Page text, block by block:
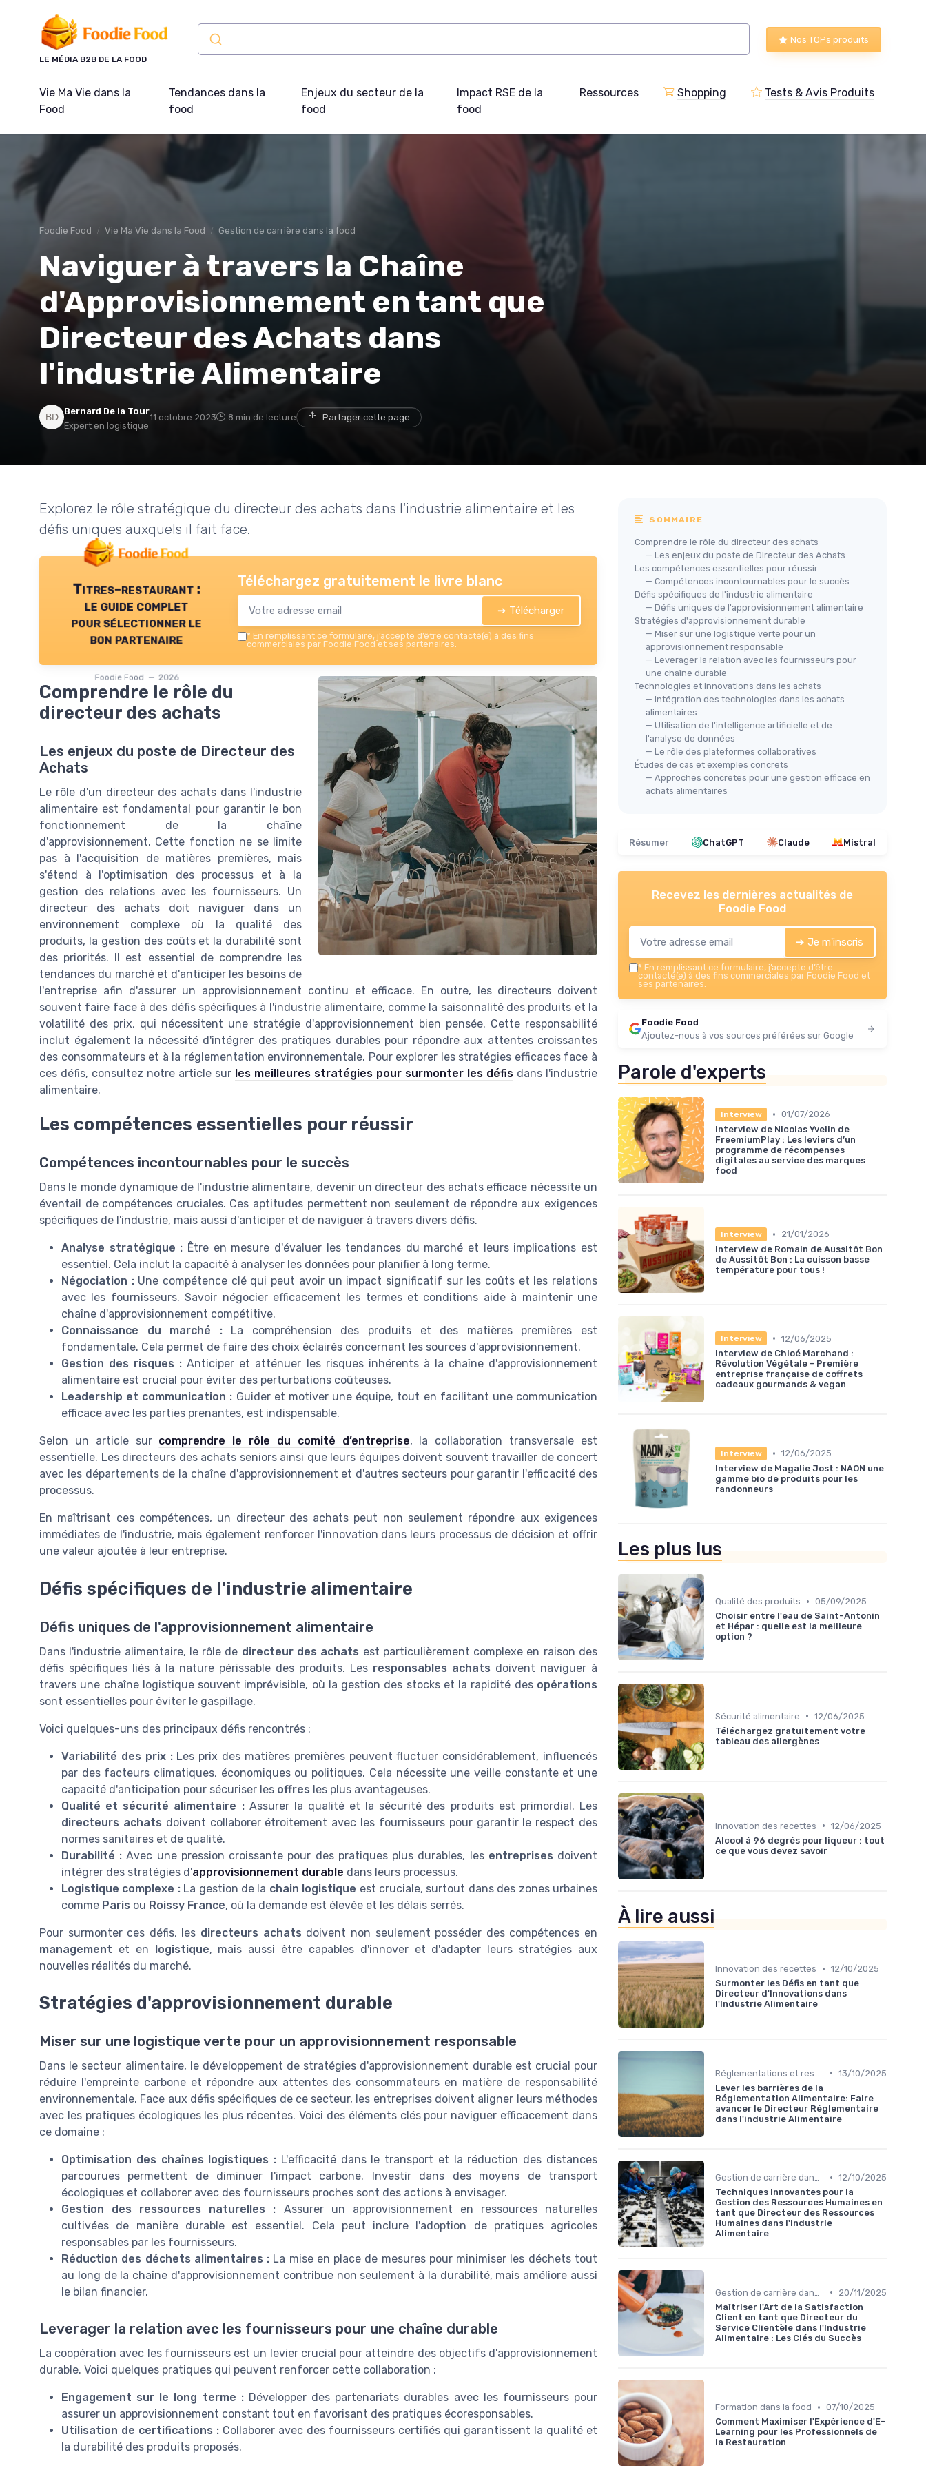
LE MÉDIA B2B DE LA FOOD
Nos TOPs produits
Vie Ma Vie dans la
Food
Tendances dans la
food
Enjeux du secteur de la
food
Impact RSE de la
food
Ressources Shopping Tests & Avis Produits
Foodie Food Vie Ma Vie dans la Food Gestion de carrière dans la food
Naviguer à travers la Chaîne
d'Approvisionnement en tant que
Directeur des Achats dans
l'industrie Alimentaire
Bernard De la Tour
Expert en logistique
11 octobre 2023 8 min de lecture Partager cette page
Explorez le rôle stratégique du directeur des achats dans l'industrie alimentaire et les
défis uniques auxquels il fait face.
Titres-restaurant :
le guide complet
pour sélectionner le
bon partenaire
Foodie Food — 2026
Téléchargez gratuitement le livre blanc
➔ Télécharger
* En remplissant ce formulaire, j’accepte d’être contacté(e) à des fins
commerciales par Foodie Food et ses partenaires.
Comprendre le rôle du
directeur des achats
Les enjeux du poste de Directeur des
Achats
Le rôle d'un directeur des achats dans l'industrie
alimentaire est fondamental pour garantir le bon
fonctionnement de la chaîne
d'approvisionnement. Cette fonction ne se limite
pas à l'acquisition de matières premières, mais
s'étend à l'optimisation des processus et à la
gestion des relations avec les fournisseurs. Un
directeur des achats doit naviguer dans un
environnement complexe où la qualité des
produits, la gestion des coûts et la durabilité sont
des priorités. Il est essentiel de comprendre les
tendances du marché et d'anticiper les besoins de
l'entreprise afin d'assurer un approvisionnement continu et efficace. En outre, les directeurs doivent
souvent faire face à des défis spécifiques à l'industrie alimentaire, comme la saisonnalité des produits et la
volatilité des prix, qui nécessitent une stratégie d'approvisionnement bien pensée. Cette responsabilité
inclut également la nécessité d'intégrer des pratiques durables pour répondre aux attentes croissantes
des consommateurs et à la réglementation environnementale. Pour explorer les stratégies efficaces face à
ces défis, consultez notre article sur les meilleures stratégies pour surmonter les défis dans l'industrie
alimentaire.
Les compétences essentielles pour réussir
Compétences incontournables pour le succès
Dans le monde dynamique de l'industrie alimentaire, devenir un directeur des achats efficace nécessite un
éventail de compétences cruciales. Ces aptitudes permettent non seulement de répondre aux exigences
spécifiques de l'industrie, mais aussi d'anticiper et de naviguer à travers divers défis.
Analyse stratégique : Être en mesure d'évaluer les tendances du marché et leurs implications est
essentiel. Cela inclut la capacité à analyser les données pour planifier à long terme.
Négociation :Une compétence clé qui peut avoir un impact significatif sur les coûts et les relations
avec les fournisseurs. Savoir négocier efficacement les termes et conditions aide à maintenir une
chaîne d'approvisionnement compétitive.
Connaissance du marché :La compréhension des produits et des matières premières est
fondamentale. Cela permet de faire des choix éclairés concernant les sources d'approvisionnement.
Gestion des risques : Anticiper et atténuer les risques inhérents à la chaîne d'approvisionnement
alimentaire est crucial pour éviter des perturbations coûteuses.
Leadership et communication : Guider et motiver une équipe, tout en facilitant une communication
efficace avec les parties prenantes, est indispensable.
Selon un article sur comprendre le rôle du comité d’entreprise, la collaboration transversale est
essentielle. Les directeurs des achats seniors ainsi que leurs équipes doivent souvent travailler de concert
avec les départements de la chaîne d'approvisionnement et d'autres secteurs pour garantir l'efficacité des
processus.
En maîtrisant ces compétences, un directeur des achats peut non seulement répondre aux exigences
immédiates de l'industrie, mais également renforcer l'innovation dans leurs processus de décision et offrir
une valeur ajoutée à leur entreprise.
Défis spécifiques de l'industrie alimentaire
Défis uniques de l'approvisionnement alimentaire
Dans l'industrie alimentaire, le rôle de directeur des achats est particulièrement complexe en raison des
défis spécifiques liés à la nature périssable des produits. Les responsables achats doivent naviguer à
travers une chaîne logistique souvent imprévisible, où la gestion des stocks et la rapidité des opérations
sont essentielles pour éviter le gaspillage.
Voici quelques-uns des principaux défis rencontrés :
Variabilité des prix :Les prix des matières premières peuvent fluctuer considérablement, influencés
par des facteurs climatiques, économiques ou politiques. Cela nécessite une veille constante et une
capacité d'anticipation pour sécuriser les offres les plus avantageuses.
Qualité et sécurité alimentaire :Assurer la qualité et la sécurité des produits est primordial. Les
directeurs achats doivent collaborer étroitement avec les fournisseurs pour garantir le respect des
normes sanitaires et de qualité.
Durabilité : Avec une pression croissante pour des pratiques plus durables, les entreprises doivent
intégrer des stratégies d'approvisionnement durable dans leurs processus.
Logistique complexe :La gestion de la chain logistique est cruciale, surtout dans des zones urbaines
comme Paris ou Roissy France, où la demande est élevée et les délais serrés.
Pour surmonter ces défis, les directeurs achats doivent non seulement posséder des compétences en
management et en logistique, mais aussi être capables d'innover et d'adapter leurs stratégies aux
nouvelles réalités du marché.
Stratégies d'approvisionnement durable
Miser sur une logistique verte pour un approvisionnement responsable
Dans le secteur alimentaire, le développement de stratégies d'approvisionnement durable est crucial pour
réduire l'empreinte carbone et répondre aux attentes des consommateurs en matière de responsabilité
environnementale. Face aux défis spécifiques de ce secteur, les entreprises doivent aligner leurs méthodes
avec les pratiques écologiques les plus récentes. Voici des éléments clés pour naviguer efficacement dans
ce domaine :
Optimisation des chaînes logistiques : L'efficacité dans le transport et la réduction des distances
parcourues permettent de diminuer l'impact carbone. Investir dans des moyens de transport
écologiques et collaborer avec des fournisseurs proches sont des actions à envisager.
Gestion des ressources naturelles : Assurer un approvisionnement en ressources naturelles
cultivées de manière durable est essentiel. Cela peut inclure l'adoption de pratiques agricoles
responsables par les fournisseurs.
Réduction des déchets alimentaires : La mise en place de mesures pour minimiser les déchets tout
au long de la chaîne d'approvisionnement contribue non seulement à la durabilité, mais améliore aussi
le bilan financier.
Leverager la relation avec les fournisseurs pour une chaîne durable
La coopération avec les fournisseurs est un levier crucial pour atteindre des objectifs d'approvisionnement
durable. Voici quelques pratiques qui peuvent renforcer cette collaboration :
Engagement sur le long terme :Développer des partenariats durables avec les fournisseurs pour
assurer un approvisionnement constant tout en favorisant des pratiques écoresponsables.
Utilisation de certifications : Collaborer avec des fournisseurs certifiés qui garantissent la qualité et
la durabilité des produits proposés.
SOMMAIRE
Comprendre le rôle du directeur des achats
— Les enjeux du poste de Directeur des Achats
Les compétences essentielles pour réussir
— Compétences incontournables pour le succès
Défis spécifiques de l'industrie alimentaire
— Défis uniques de l'approvisionnement alimentaire
Stratégies d'approvisionnement durable
— Miser sur une logistique verte pour un
approvisionnement responsable
— Leverager la relation avec les fournisseurs pour
une chaîne durable
Technologies et innovations dans les achats
— Intégration des technologies dans les achats
alimentaires
— Utilisation de l'intelligence artificielle et de
l'analyse de données
— Le rôle des plateformes collaboratives
Études de cas et exemples concrets
— Approches concrètes pour une gestion efficace en
achats alimentaires
Résumer ChatGPT Claude Mistral
Recevez les dernières actualités de
Foodie Food
➔ Je m'inscris
* En remplissant ce formulaire, j’accepte d’être
contacté(e) à des fins commerciales par Foodie Food et
ses partenaires.
Foodie Food
Ajoutez-nous à vos sources préférées sur Google
Parole d'experts
Interview • 01/07/2026
Interview de Nicolas Yvelin de
FreemiumPlay : Les leviers d’un
programme de récompenses
digitales au service des marques
food
Interview •
21/01/2026
Interview de Romain de Aussitôt Bon
de Aussitôt Bon : La cuisson basse
température pour tous !
Interview • 12/06/2025
Interview de Chloé Marchand :
Révolution Végétale - Première
entreprise française de coffrets
cadeaux gourmands & vegan
Interview • 12/06/2025
Interview de Magalie Jost : NAON une
gamme bio de produits pour les
randonneurs
Les plus lus
Qualité des produits • 05/09/2025
Choisir entre l'eau de Saint-Antonin
et Hépar : quelle est la meilleure
option ?
Sécurité alimentaire • 12/06/2025
Téléchargez gratuitement votre
tableau des allergènes
Innovation des recettes • 12/06/2025
Alcool à 96 degrés pour liqueur : tout
ce que vous devez savoir
À lire aussi
Innovation des recettes • 12/10/2025
Surmonter les Défis en tant que
Directeur d'Innovations dans
l'Industrie Alimentaire
• 13/10/2025
Lever les barrières de la
Réglementation Alimentaire: Faire
avancer le Directeur Réglementaire
dans l'industrie Alimentaire
Gestion de carrière dans la food • 12/10/2025
Techniques Innovantes pour la
Gestion des Ressources Humaines en
tant que Directeur des Ressources
Humaines dans l'Industrie
Alimentaire
•
20/11/2025
Maîtriser l'Art de la Satisfaction
Client en tant que Directeur du
Service Clientèle dans l'Industrie
Alimentaire : Les Clés du Succès
Formation dans la food • 07/10/2025
Comment Maximiser l'Expérience d'E-
Learning pour les Professionnels de
la Restauration